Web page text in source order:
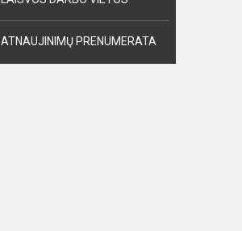
ATNAUJINIMŲ PRENUMERATA